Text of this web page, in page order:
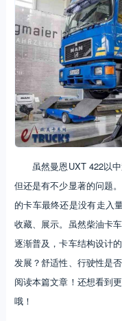
虽然曼恩UXT 422以
但还是有不少显著的问题
的卡车最终还是没有走入
收藏、展示。虽然柴油卡
逐渐普及，卡车结构设计
发展？舒适性、行驶性是
阅读本篇文章！还想看到
哦！